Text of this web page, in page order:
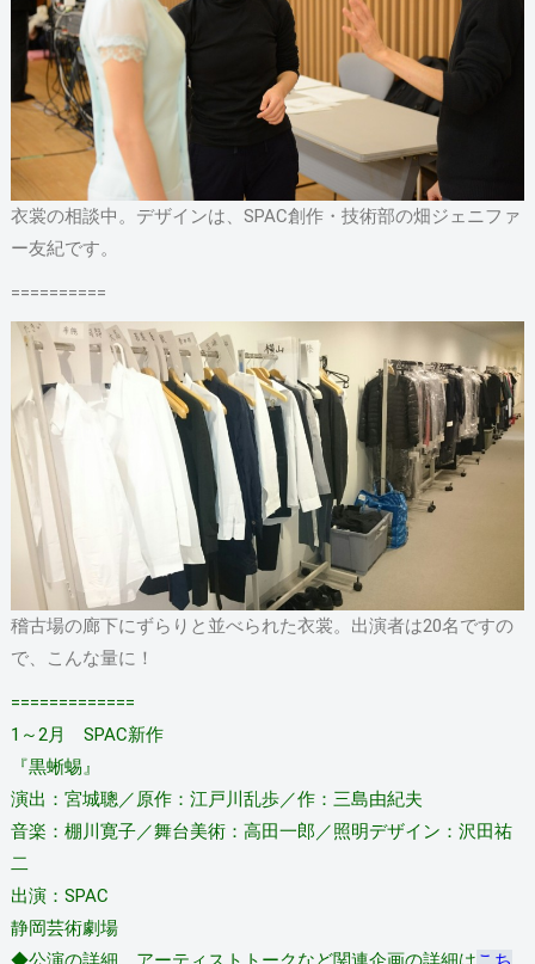
衣裳の相談中。デザインは、SPAC創作・技術部の畑ジェニファ
ー友紀です。
==========
稽古場の廊下にずらりと並べられた衣裳。出演者は20名ですの
で、こんな量に！
=============​
​1～2月 SPAC新作
『黒蜥蜴』
演出：宮城聰／原作：江戸川乱歩／作：三島由紀夫
音楽：棚川寛子／舞台美術：高田一郎／照明デザイン：沢田祐
二
出演：SPAC
静岡芸術劇場